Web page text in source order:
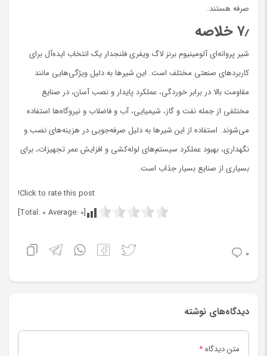
صرفه هستند.
۷٫خلاصه
شیر پروانه‌ای آلومینیوم برنز لاگ ویفری فلنجدار یک انتخاب ایده‌آل برای
کاربردهای صنعتی مختلف است. این شیرها به دلیل ویژگی‌هایی مانند
مقاومت بالا در برابر خوردگی، عملکرد پایدار و نصب آسان، در صنایع
مختلفی از جمله نفت و گاز، شیمیایی، آب و فاضلاب و نیروگاه‌ها استفاده
می‌شوند. استفاده از این شیرها به دلیل صرفه‌جویی در هزینه‌های نصب و
نگهداری، بهبود عملکرد سیستم‌های لوله‌کشی و افزایش عمر تجهیزات، برای
بسیاری از صنایع بسیار جذاب است.
Click to rate this post!
[Total:
0 Average: 0
]
0
دیدگاه‌های نوشته
متن دیدگاه*